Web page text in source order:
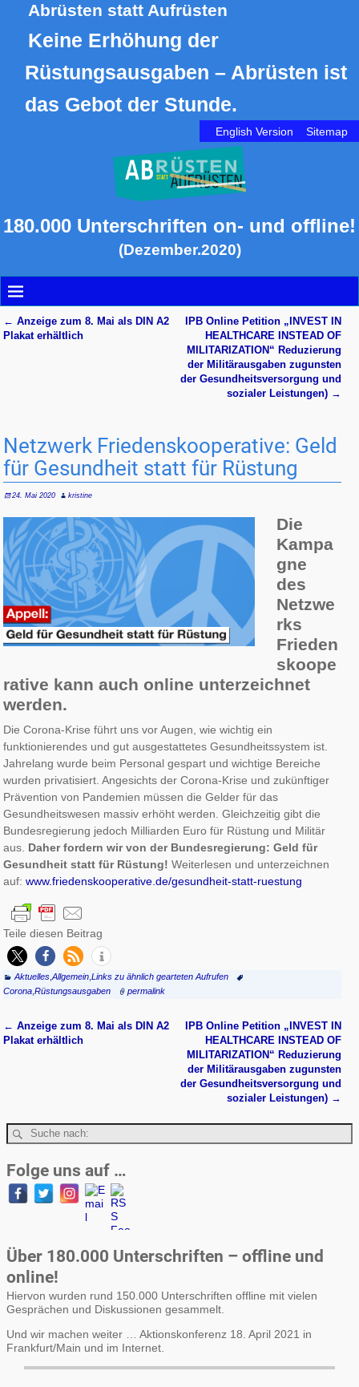
Abrüsten statt Aufrüsten
Keine Erhöhung der
Rüstungsausgaben – Abrüsten ist
das Gebot der Stunde.
English Version Sitemap
180.000 Unterschriften on- und offline!
(Dezember.2020)
Artikelnavigation
← Anzeige zum 8. Mai als DIN A2
Plakat erhältlich
IPB Online Petition „INVEST IN
HEALTHCARE INSTEAD OF
MILITARIZATION“ Reduzierung
der Militärausgaben zugunsten
der Gesundheitsversorgung und
sozialer Leistungen) →
Netzwerk Friedenskooperative: Geld
für Gesundheit statt für Rüstung
24. Mai 2020 kristine
Die
Kampa
gne
des
Netzwe
rks
Frieden
skoope
rative kann auch online unterzeichnet
werden.
Die Corona-Krise führt uns vor Augen, wie wichtig ein
funktionierendes und gut ausgestattetes Gesundheitssystem ist.
Jahrelang wurde beim Personal gespart und wichtige Bereiche
wurden privatisiert. Angesichts der Corona-Krise und zukünftiger
Prävention von Pandemien müssen die Gelder für das
Gesundheitswesen massiv erhöht werden. Gleichzeitig gibt die
Bundesregierung jedoch Milliarden Euro für Rüstung und Militär
aus. Daher fordern wir von der Bundesregierung: Geld für
Gesundheit statt für Rüstung! Weiterlesen und unterzeichnen
auf:www.friedenskooperative.de/gesundheit-statt-ruestung
Teile diesen Beitrag
Aktuelles,Allgemein,Links zu ähnlich gearteten Aufrufen
Corona ,Rüstungsausgaben permalink
Artikelnavigation
← Anzeige zum 8. Mai als DIN A2
Plakat erhältlich
IPB Online Petition „INVEST IN
HEALTHCARE INSTEAD OF
MILITARIZATION“ Reduzierung
der Militärausgaben zugunsten
der Gesundheitsversorgung und
sozialer Leistungen) →
Folge uns auf …
Über 180.000 Unterschriften – offline und
online!
Hiervon wurden rund 150.000 Unterschriften offline mit vielen
Gesprächen und Diskussionen gesammelt.
Und wir machen weiter … Aktionskonferenz 18. April 2021 in
Frankfurt/Main und im Internet.